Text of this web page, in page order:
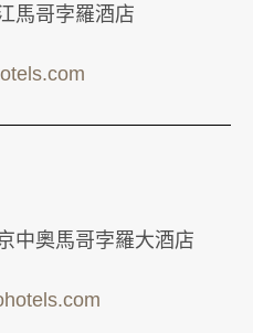
馬哥孛羅酒店
中奧馬哥孛羅大酒店